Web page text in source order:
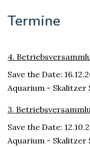
Termine
4.
Save the Date:
Aquarium - Skalitzer
3.
Save the Date:
Aquarium - Skalitzer